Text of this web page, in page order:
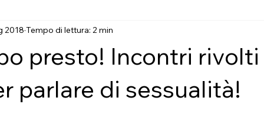
formativi Check-up: screening cognitivo!
Forma Mentis Incontri per tutti! Psicologia e
presto! Incontri rivolti
parlare di sessualità!
2018 Tempo di lettura: 2 min
5.